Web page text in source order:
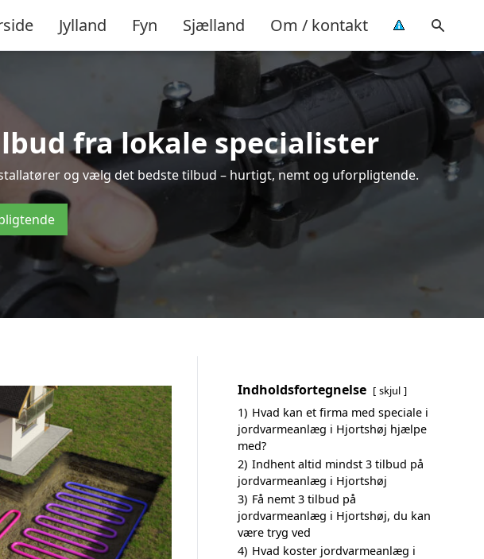
Jylland Fyn Sjælland Om / kontakt
fra lokale specialister
og vælg det bedste tilbud – hurtigt, nemt og uforpligtende.
Indholdsfortegnelse skjul
1) Hvad kan et firma med speciale i
jordvarmeanlæg i Hjortshøj hjælpe
med?
2) Indhent altid mindst 3 tilbud på
jordvarmeanlæg i Hjortshøj
3) Få nemt 3 tilbud på
jordvarmeanlæg i Hjortshøj, du kan
være tryg ved
4) Hvad koster jordvarmeanlæg i